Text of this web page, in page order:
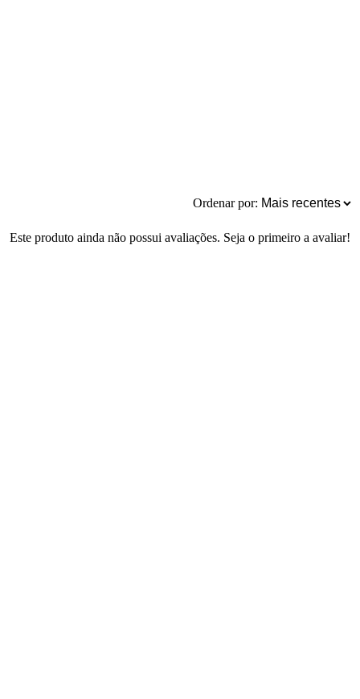
Ordenar por:
Este produto ainda não possui avaliações. Seja o primeiro a avaliar!